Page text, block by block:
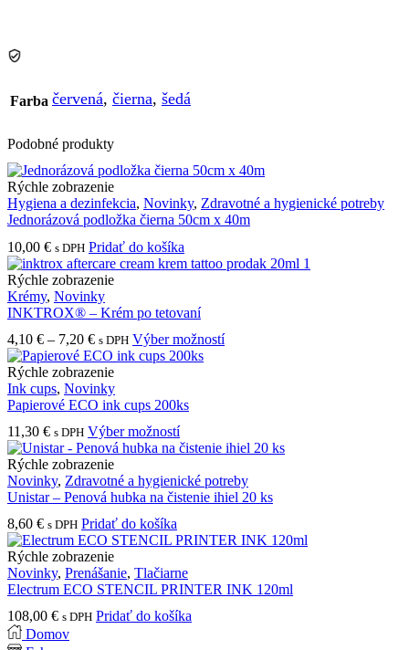
Farba červená, čierna, šedá
Podobné produkty
Rýchle zobrazenie
Hygiena a dezinfekcia, Novinky, Zdravotné a hygienické potreby
Jednorázová podložka čierna 50cm x 40m
10,00 € s DPH Pridať do košíka
Rýchle zobrazenie
Krémy, Novinky
INKTROX® – Krém po tetovaní
4,10 € – 7,20 €Price
range:
4,10 €
through
7,20 €
s DPH Výber možnostíTento
môžete
na
stránke
Rýchle zobrazenie
Ink cups, Novinky
Papierové ECO ink cups 200ks
11,30 € s DPH Výber možnostíTento
produkt
viacero
variantov.
môžete
na
stránke
produktu.
Rýchle zobrazenie
Novinky, Zdravotné a hygienické potreby
Unistar – Penová hubka na čistenie ihiel 20 ks
8,60 € s DPH Pridať do košíka
Rýchle zobrazenie
Novinky, Prenášanie, Tlačiarne
Electrum ECO STENCIL PRINTER INK 120ml
108,00 € s DPH Pridať do košíka
Domov